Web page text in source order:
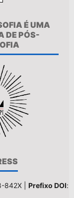
É UMA
DE PÓS-
842X | Prefixo DOI: